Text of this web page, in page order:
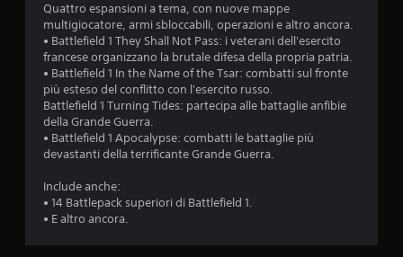
i
o
Quattro espansioni a tema, con nuove mappe
multigiocatore, armi sbloccabili, operazioni e altro ancora.
• Battlefield 1 They Shall Not Pass: i veterani dell'esercito
francese organizzano la brutale difesa della propria patria.
• Battlefield 1 In the Name of the Tsar: combatti sul fronte
più esteso del conflitto con l'esercito russo.
Battlefield 1 Turning Tides: partecipa alle battaglie anfibie
della Grande Guerra.
• Battlefield 1 Apocalypse: combatti le battaglie più
devastanti della terrificante Grande Guerra.
Include anche:
• 14 Battlepack superiori di Battlefield 1.
• E altro ancora.